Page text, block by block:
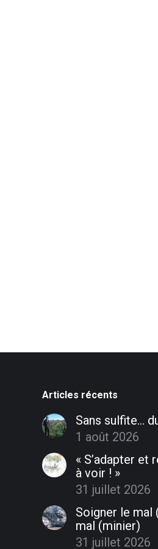
Articles récents
Sans sulfite…
1 août 2026
« S’adapter et
à voir ! »
31 juillet 2026
Soigner le mal
mal (minier)
31 juillet 2026